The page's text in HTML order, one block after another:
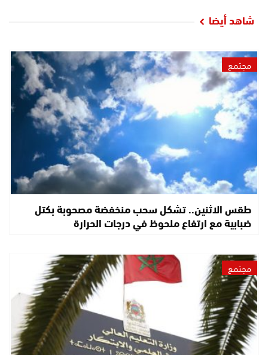
شاهد أيضا
مجتمع
طقس الاثنين.. تشكل سحب منخفضة مصحوبة بكتل
ضبابية مع ارتفاع ملحوظ في درجات الحرارة
مجتمع